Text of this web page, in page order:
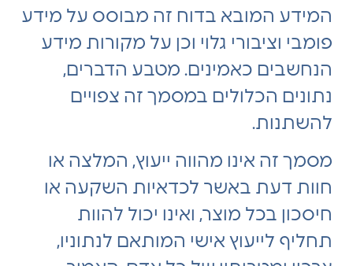
המידע המובא בדוח זה מבוסס על מידע
פומבי וציבורי גלוי וכן על מקורות מידע
הנחשבים כאמינים. מטבע הדברים,
נתונים הכלולים במסמך זה צפויים
להשתנות.
מסמך זה אינו מהווה ייעוץ, המלצה או
חוות דעת באשר לכדאיות השקעה או
חיסכון בכל מוצר, ואינו יכול להוות
תחליף לייעוץ אישי המותאם לנתוניו,